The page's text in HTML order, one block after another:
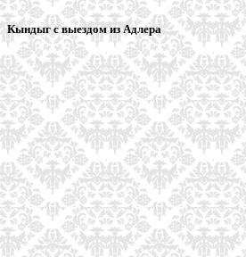
Кындыг с выездом из Адлера